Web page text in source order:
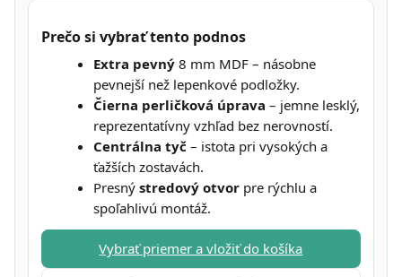
Prečo si vybrať tento podnos
Extra pevný 8 mm MDF – násobne
pevnejší než lepenkové podložky.
Čierna perličková úprava – jemne lesklý,
reprezentatívny vzhľad bez nerovností.
Centrálna tyč – istota pri vysokých a
ťažších zostavách.
Presný stredový otvor pre rýchlu a
spoľahlivú montáž.
Vybrať priemer a vložiť do košíka